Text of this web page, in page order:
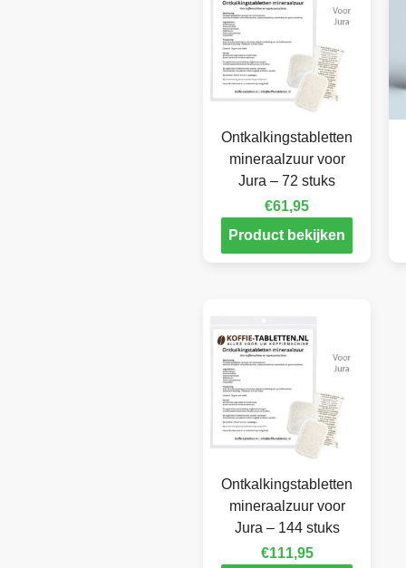
Ontkalkingstabletten
mineraalzuur voor
Jura – 72 stuks
€61,95
Product bekijken
Ontkalkingstabletten
mineraalzuur voor
Jura – 144 stuks
€111,95